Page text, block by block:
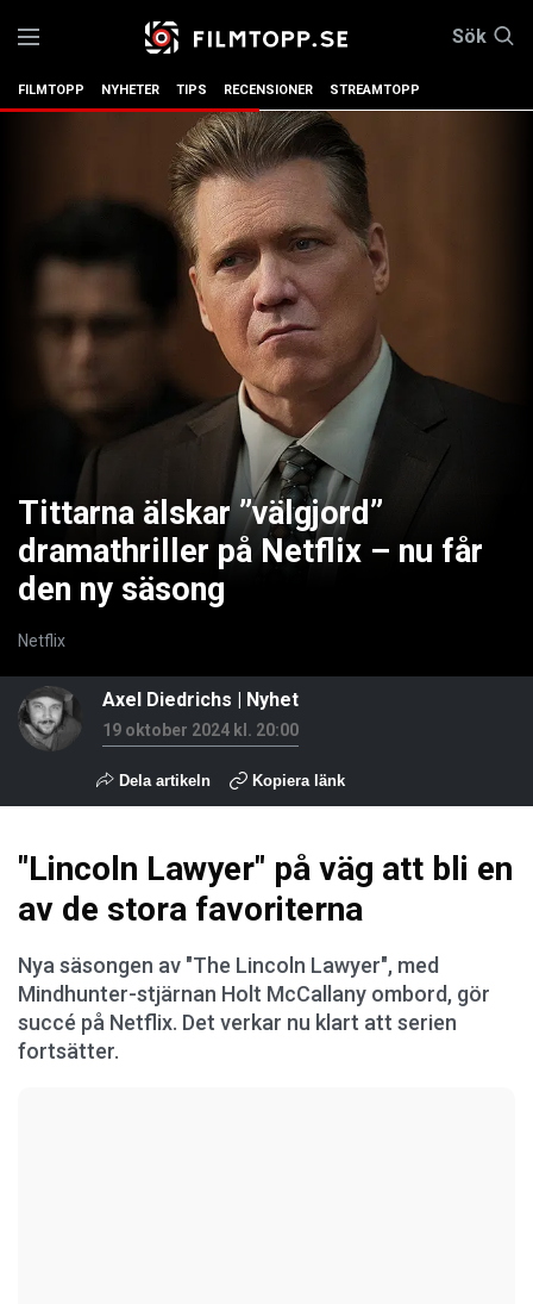
Sök
FILMTOPP NYHETER TIPS RECENSIONER STREAMTOPP
Tittarna älskar ”välgjord”
dramathriller på Netflix – nu får
den ny säsong
Netflix
Axel Diedrichs | Nyhet
19 oktober 2024 kl. 20:00
Dela artikeln Kopiera länk
"Lincoln Lawyer" på väg att bli en
av de stora favoriterna
Nya säsongen av "The Lincoln Lawyer", med
Mindhunter-stjärnan Holt McCallany ombord, gör
succé på Netflix. Det verkar nu klart att serien
fortsätter.